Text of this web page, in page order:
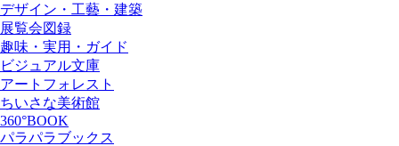
デザイン・工藝・建築
展覧会図録
趣味・実用・ガイド
ビジュアル文庫
アートフォレスト
ちいさな美術館
360°BOOK
パラパラブックス